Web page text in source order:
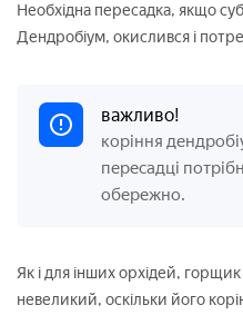
Необхідна пересадка, якщо
Дендробіум, окислився і
важливо!
коріння
пересадці
обережно.
Як і для інших орхідей,
невеликий, оскільки його